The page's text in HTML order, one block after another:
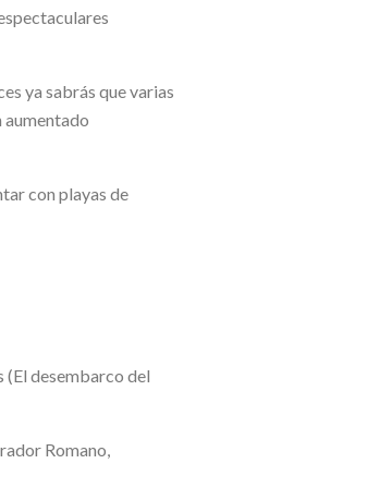
ya sabrás que varias
aumentado
con playas de
(El desembarco del
Romano,